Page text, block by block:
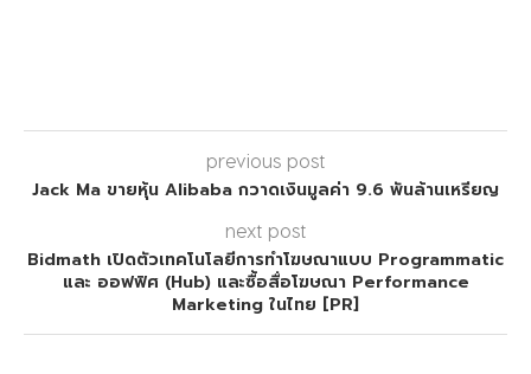
previous post
Jack Ma ขายหุ้น Alibaba กวาดเงินมูลค่า 9.6 พันล้านเหรียญ
next post
Bidmath เปิดตัวเทคโนโลยีการทำโฆษณาแบบ Programmatic
และ ออฟฟิศ (Hub) และซื้อสื่อโฆษณา Performance
Marketing ในไทย [PR]